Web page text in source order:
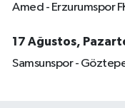
Amed - Erzurumspor
17 Ağustos,
Samsunspor -